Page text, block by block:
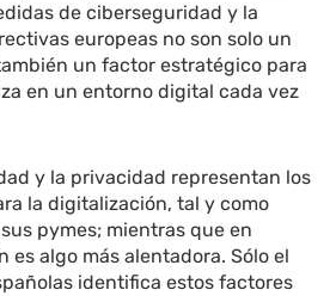
de ciberseguridad y la
europeas no son solo un
un factor estratégico para
en un entorno digital cada vez
y la privacidad representan los
la digitalización, tal y como
pymes; mientras que en
es algo más alentadora. Sólo el
identifica estos factores